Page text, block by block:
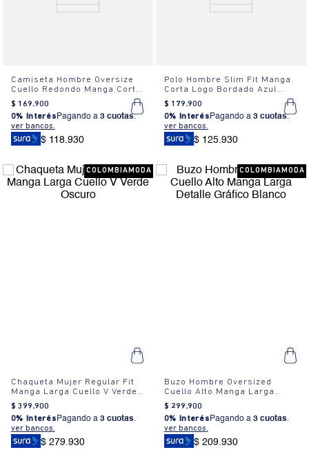
Camiseta Hombre Oversize
Cuello Redondo Manga Corta
Estampada Blanca
$ 169.900
0% Interés Pagando a 3 cuotas.
ver bancos.
$ 118.930
Polo Hombre Slim Fit Manga
Corta Logo Bordado Azul
Claro
$ 179.900
0% Interés Pagando a 3 cuotas.
ver bancos.
$ 125.930
COLOMBIAMODA
Chaqueta Mujer Regular Fit
Manga Larga Cuello V Verde
Oscuro
$ 399.900
0% Interés Pagando a 3 cuotas.
ver bancos.
$ 279.930
COLOMBIAMODA
Buzo Hombre Oversized
Cuello Alto Manga Larga
Detalle Gráfico Blanco
$ 299.900
0% Interés Pagando a 3 cuotas.
ver bancos.
$ 209.930